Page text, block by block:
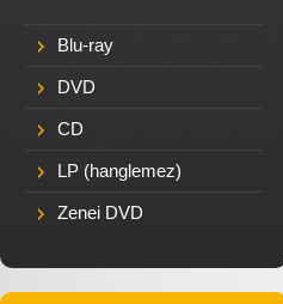
Blu-ray
DVD
CD
LP (hanglemez)
Zenei DVD